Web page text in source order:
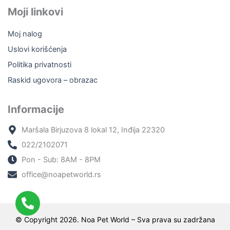
Moji linkovi
Moj nalog
Uslovi korišćenja
Politika privatnosti
Raskid ugovora – obrazac
Informacije
Maršala Birjuzova 8 lokal 12, Inđija 22320
022/2102071
Pon - Sub: 8AM - 8PM
office@noapetworld.rs
© Copyright 2026. Noa Pet World – Sva prava su zadržana